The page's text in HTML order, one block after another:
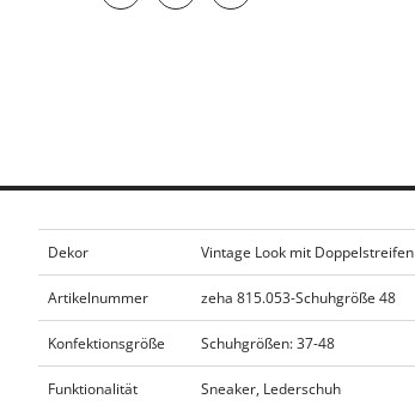
Dekor Vintage Look mit Doppelstreifen
Artikelnummer zeha 815.053-Schuhgröße 48
Konfektionsgröße Schuhgrößen: 37-48
Funktionalität Sneaker, Lederschuh